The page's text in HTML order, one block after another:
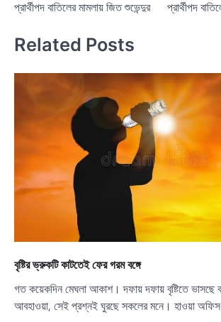
navigation
প্রার্থীপদ বাতিলের মামলায় জিত শুভেন্দুর
প্রার্থীপদ
Related Posts
বৃষ্টির ভ্রুকটি কাটতেই ফের গরম বঙ্গে
গত কয়েকদিন মেঘলা আকাশ। দফায় দফায় বৃষ্টিতে ভাসছে
আবহাওয়া, সেই প্রশ্নই ঘুরছে সকলের মনে। হাওয়া